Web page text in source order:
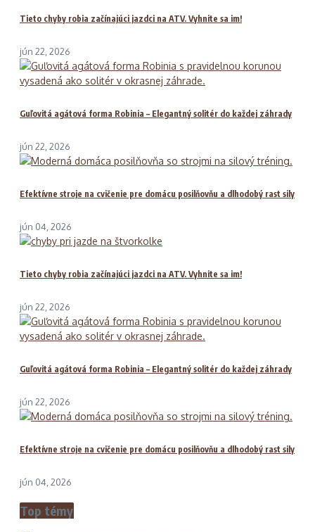
Tieto chyby robia začínajúci jazdci na ATV. Vyhnite sa im!
jún 22, 2026
Guľovitá agátová forma Robinia – Elegantný solitér do každej záhrady
jún 22, 2026
Efektívne stroje na cvičenie pre domácu posilňovňu a dlhodobý rast sily
jún 04, 2026
Tieto chyby robia začínajúci jazdci na ATV. Vyhnite sa im!
jún 22, 2026
Guľovitá agátová forma Robinia – Elegantný solitér do každej záhrady
jún 22, 2026
Efektívne stroje na cvičenie pre domácu posilňovňu a dlhodobý rast sily
jún 04, 2026
Top témy